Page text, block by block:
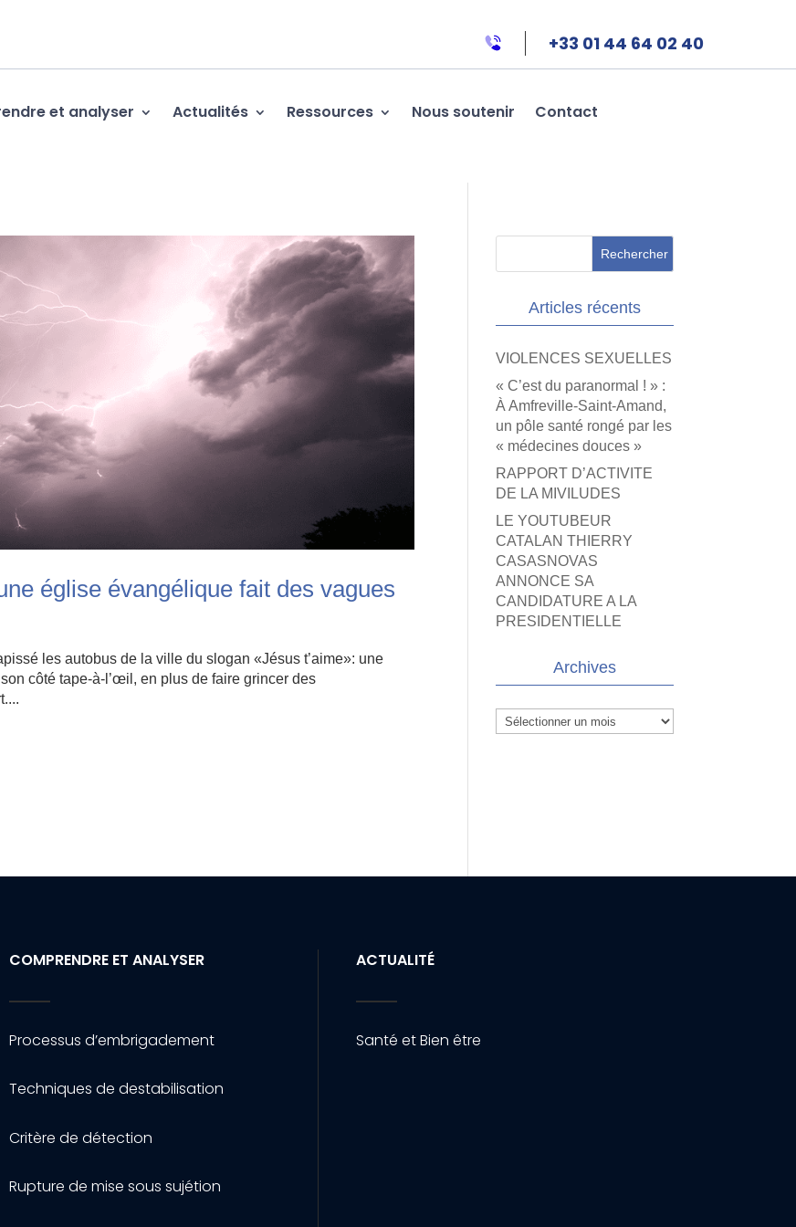
+33 01 44 64 02 40
et analyser Actualités Ressources Nous soutenir Contact
église évangélique fait des vagues
les autobus de la ville du slogan «Jésus t’aime»: une
côté tape-à-l’œil, en plus de faire grincer des
Articles récents
VIOLENCES SEXUELLES
« C’est du paranormal ! » :
À Amfreville-Saint-Amand,
un pôle santé rongé par les
« médecines douces »
RAPPORT D’ACTIVITE
DE LA MIVILUDES
LE YOUTUBEUR
CATALAN THIERRY
CASASNOVAS
ANNONCE SA
CANDIDATURE A LA
PRESIDENTIELLE
Archives
Archives
COMPRENDRE ET ANALYSER
Processus d’embrigadement
Techniques de destabilisation
Critère de détection
Rupture de mise sous sujétion
ACTUALITÉ
Santé et Bien être